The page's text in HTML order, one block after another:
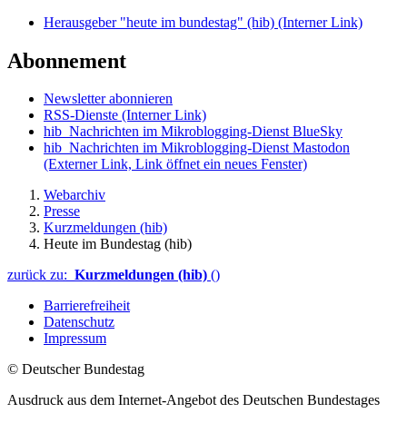
Herausgeber "heute im bundestag" (hib) (Interner Link)
Abonnement
Newsletter abonnieren
RSS-Dienste (Interner Link)
hib_Nachrichten im Mikroblogging-Dienst BlueSky
hib_Nachrichten im Mikroblogging-Dienst Mastodon
(Externer Link, Link öffnet ein neues Fenster)
Webarchiv
Presse
Kurzmeldungen (hib)
Heute im Bundestag (hib)
zurück zu: Kurzmeldungen (hib) ()
Barrierefreiheit
Datenschutz
Impressum
© Deutscher Bundestag
Ausdruck aus dem Internet-Angebot des Deutschen Bundestages